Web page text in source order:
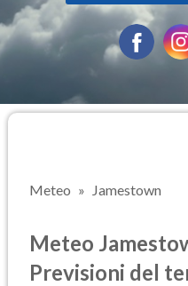
Meteo Jamestown
Meteo
Previsioni del